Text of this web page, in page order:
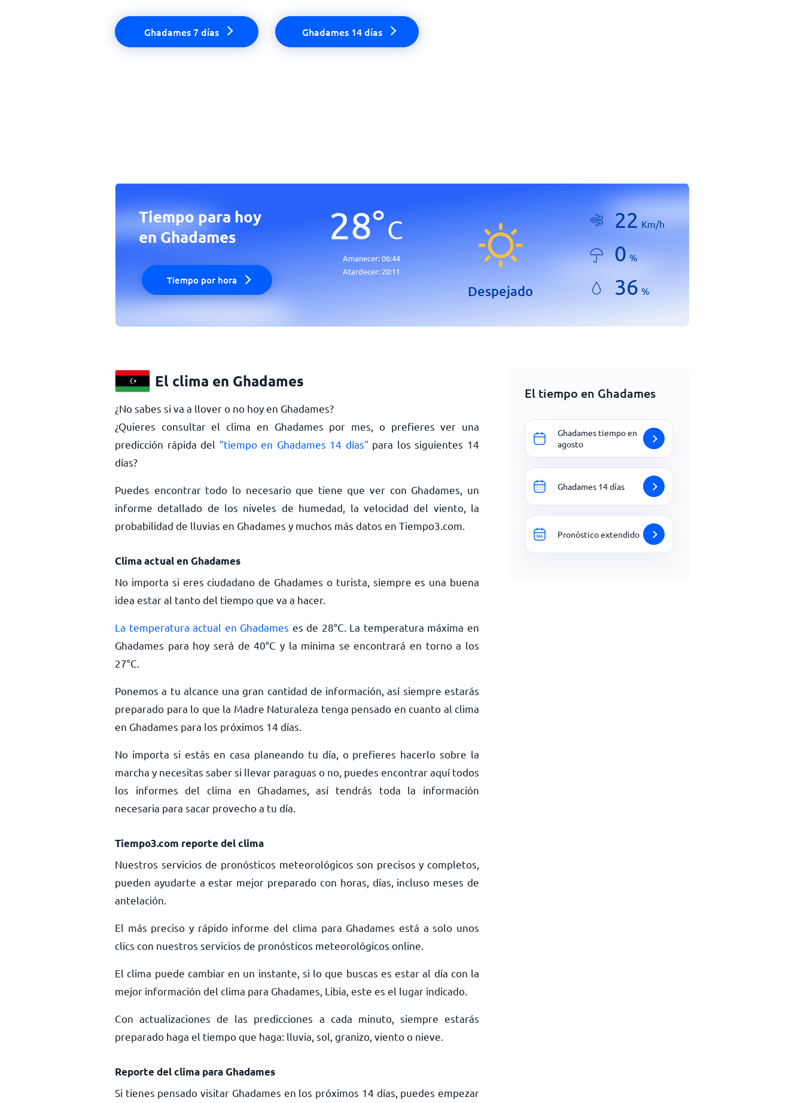
Ghadames 7 días Ghadames 14 días
Tiempo para hoy
en Ghadames
Tiempo por hora
28°C
Amanecer:06:44
Atardecer: 20:11
Despejado
22 Km/h
0 %
36 %
El clima en Ghadames
¿No sabes si va a llover o no hoy en Ghadames?
¿Quieres consultar el clima en Ghadames por mes, o prefieres ver una
predicción rápida del "tiempo en Ghadames 14 días" para los siguientes 14
días?
Puedes encontrar todo lo necesario que tiene que ver con Ghadames, un
informe detallado de los niveles de humedad, la velocidad del viento, la
probabilidad de lluvias en Ghadames y muchos más datos en Tiempo3.com.
Clima actual en Ghadames
No importa si eres ciudadano de Ghadames o turista, siempre es una buena
idea estar al tanto del tiempo que va a hacer.
La temperatura actual en Ghadames es de 28°C . La temperatura máxima en
Ghadames para hoy será de40°C y la mínima se encontrará en torno a los
27°C
Ponemos a tu alcance una gran cantidad de información, así siempre estarás
preparado para lo que la Madre Naturaleza tenga pensado en cuanto al clima
en Ghadames para los próximos 14 días.
No importa si estás en casa planeando tu día, o prefieres hacerlo sobre la
marcha y necesitas saber si llevar paraguas o no, puedes encontrar aquí todos
los informes del clima en Ghadames, así tendrás toda la información
necesaria para sacar provecho a tu día.
Tiempo3.com reporte del clima
Nuestros servicios de pronósticos meteorológicos son precisos y completos,
pueden ayudarte a estar mejor preparado con horas, días, incluso meses de
antelación.
El más preciso y rápido informe del clima para Ghadames está a solo unos
clics con nuestros servicios de pronósticos meteorológicos online.
El clima puede cambiar en un instante, si lo que buscas es estar al día con la
mejor información del clima para Ghadames, Libia, este es el lugar indicado.
Con actualizaciones de las predicciones a cada minuto, siempre estarás
preparado haga el tiempo que haga: lluvia, sol, granizo, viento o nieve.
Reporte del clima para Ghadames
Si tienes pensado visitar Ghadames en los próximos 14 días, puedes empezar
El tiempo en Ghadames
Ghadames tiempo en
agosto
Ghadames 14 días
Pronóstico extendido